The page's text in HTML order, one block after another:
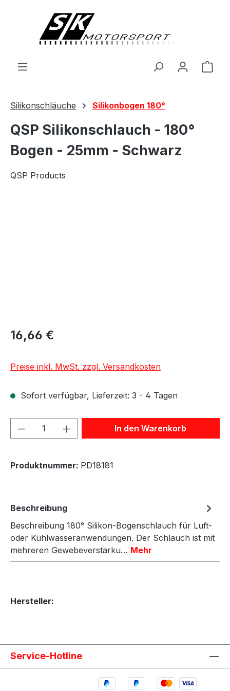
Silikonschläuche Silikonbogen 180°
QSP Silikonschlauch - 180°
Bogen - 25mm - Schwarz
QSP Products
16,66 €
Preise inkl. MwSt. zzgl. Versandkosten
Sofort verfügbar, Lieferzeit: 3 - 4 Tagen
Produkt Anzahl: Gib denIn den Warenkorb
Produktnummer: PD18181
Beschreibung
Beschreibung 180° Silikon-Bogenschlauch für Luft-
oder Kühlwasseranwendungen. Der Schlauch ist mit
mehreren Gewebeverstärku… Mehr
Hersteller:
Service-Hotline